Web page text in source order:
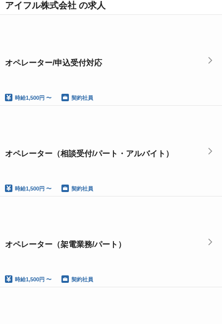
アイフル株式会社 の求人
オペレーター/申込受付対応
時給1,500円 〜 契約社員
オペレーター（相談受付/パート・アルバイト）
時給1,500円 〜 契約社員
オペレーター（架電業務/パート）
時給1,500円 〜 契約社員